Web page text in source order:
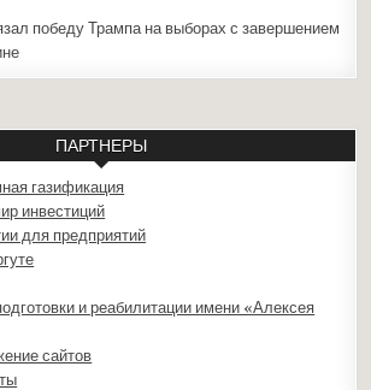
победу Трампа на выборах с завершением
ПАРТНЕРЫ
газификация
инвестиций
для предприятий
и реабилитации имени «Алексея
сайтов